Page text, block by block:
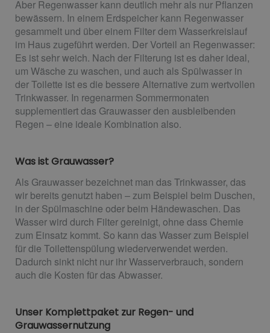
Aber Regenwasser kann deutlich mehr als nur Pflanzen
bewässern. In einem Erdspeicher kann Regenwasser
gesammelt und über einem Filter dem Wasserkreislauf
im Haus zugeführt werden. Der Vorteil an Regenwasser:
Es ist sehr weich. Nach der Filterung ist es daher ideal,
um Wäsche zu waschen, und auch als Spülwasser in
der Toilette ist es die bessere Alternative zum wertvollen
Trinkwasser. In regenarmen Sommermonaten
supplementiert das Grauwasser den ausbleibenden
Regen – eine ideale Kombination also.
Was ist Grauwasser?
Als Grauwasser bezeichnet man das Trinkwasser, das
wir bereits genutzt haben – zum Beispiel beim Duschen,
in der Spülmaschine oder beim Händewaschen. Das
Wasser wird durch Filter gereinigt, ohne dass Chemie
zum Einsatz kommt. So kann das Wasser zum Beispiel
für die Toilettenspülung wiederverwendet werden.
Dadurch sinkt nicht nur ihr Wasserverbrauch, sondern
auch die Kosten für das Abwasser.
Unser Komplettpaket zur Regen- und
Grauwassernutzung